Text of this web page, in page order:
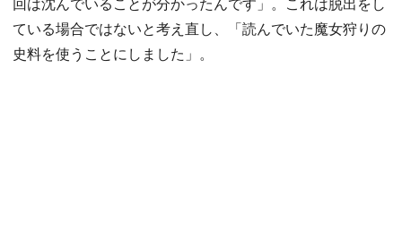
ている場合ではないと考え直し、「読んでいた魔女狩りの
史料を使うことにしました」。